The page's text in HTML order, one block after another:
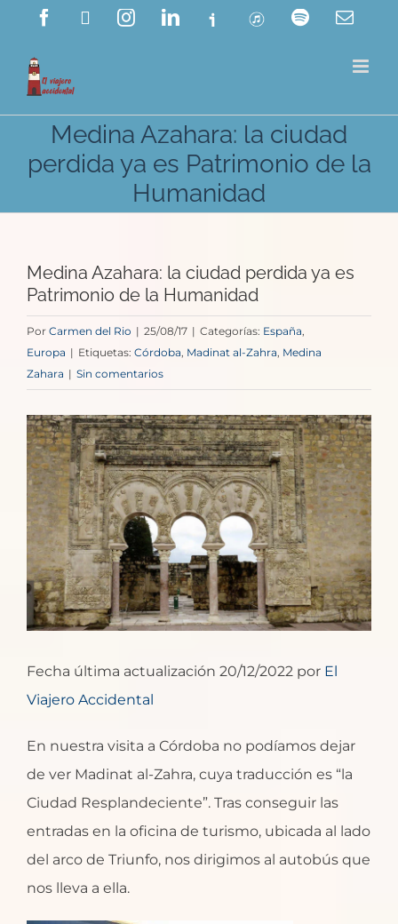
contenido
Facebook InstagramLinkedIn
Ivoox ITunes Spotify
Medina Azahara: la ciudad
perdida ya es Patrimonio de la
Humanidad
Medina Azahara: la ciudad perdida ya es
Patrimonio de la Humanidad
Por Carmen del Rio | 25/08/17 | Categorías: España
Europa | Etiquetas: Córdoba, Madinat al-Zahra Medina
Zahara | Sin comentarios
Ver
imagen
más
grande
Fecha última actualización 20/12/2022 por El
Viajero Accidental
En nuestra visita a Córdoba no podíamos dejar
de ver Madinat al-Zahra, cuya traducción es “la
Ciudad Resplandeciente”. Tras conseguir las
entradas en la oficina de turismo, ubicada al lado
del arco de Triunfo, nos dirigimos al autobús que
nos lleva a ella.